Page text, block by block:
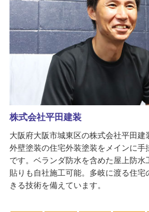
株式会社平田建装
大阪府大阪市城東区の株式会社平田建
外壁塗装の住宅外装塗装をメインに手
です。ベランダ防水を含めた屋上防水
貼りも自社施工可能。多岐に渡る住宅
きる技術を備えています。